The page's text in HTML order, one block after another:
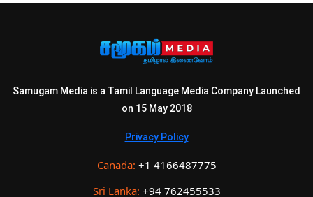
Samugam Media is a Tamil Language Media Company Launched
on 15 May 2018
Privacy Policy
Canada: +1 4166487775
Sri Lanka: +94 762455533